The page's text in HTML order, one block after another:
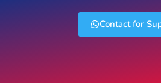
Contact for